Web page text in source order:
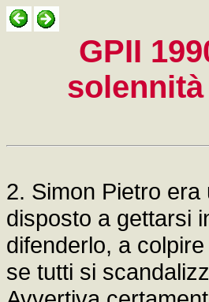
GPII
2. Simon Pietro
disposto a gettarsi
difenderlo, a
se tutti si